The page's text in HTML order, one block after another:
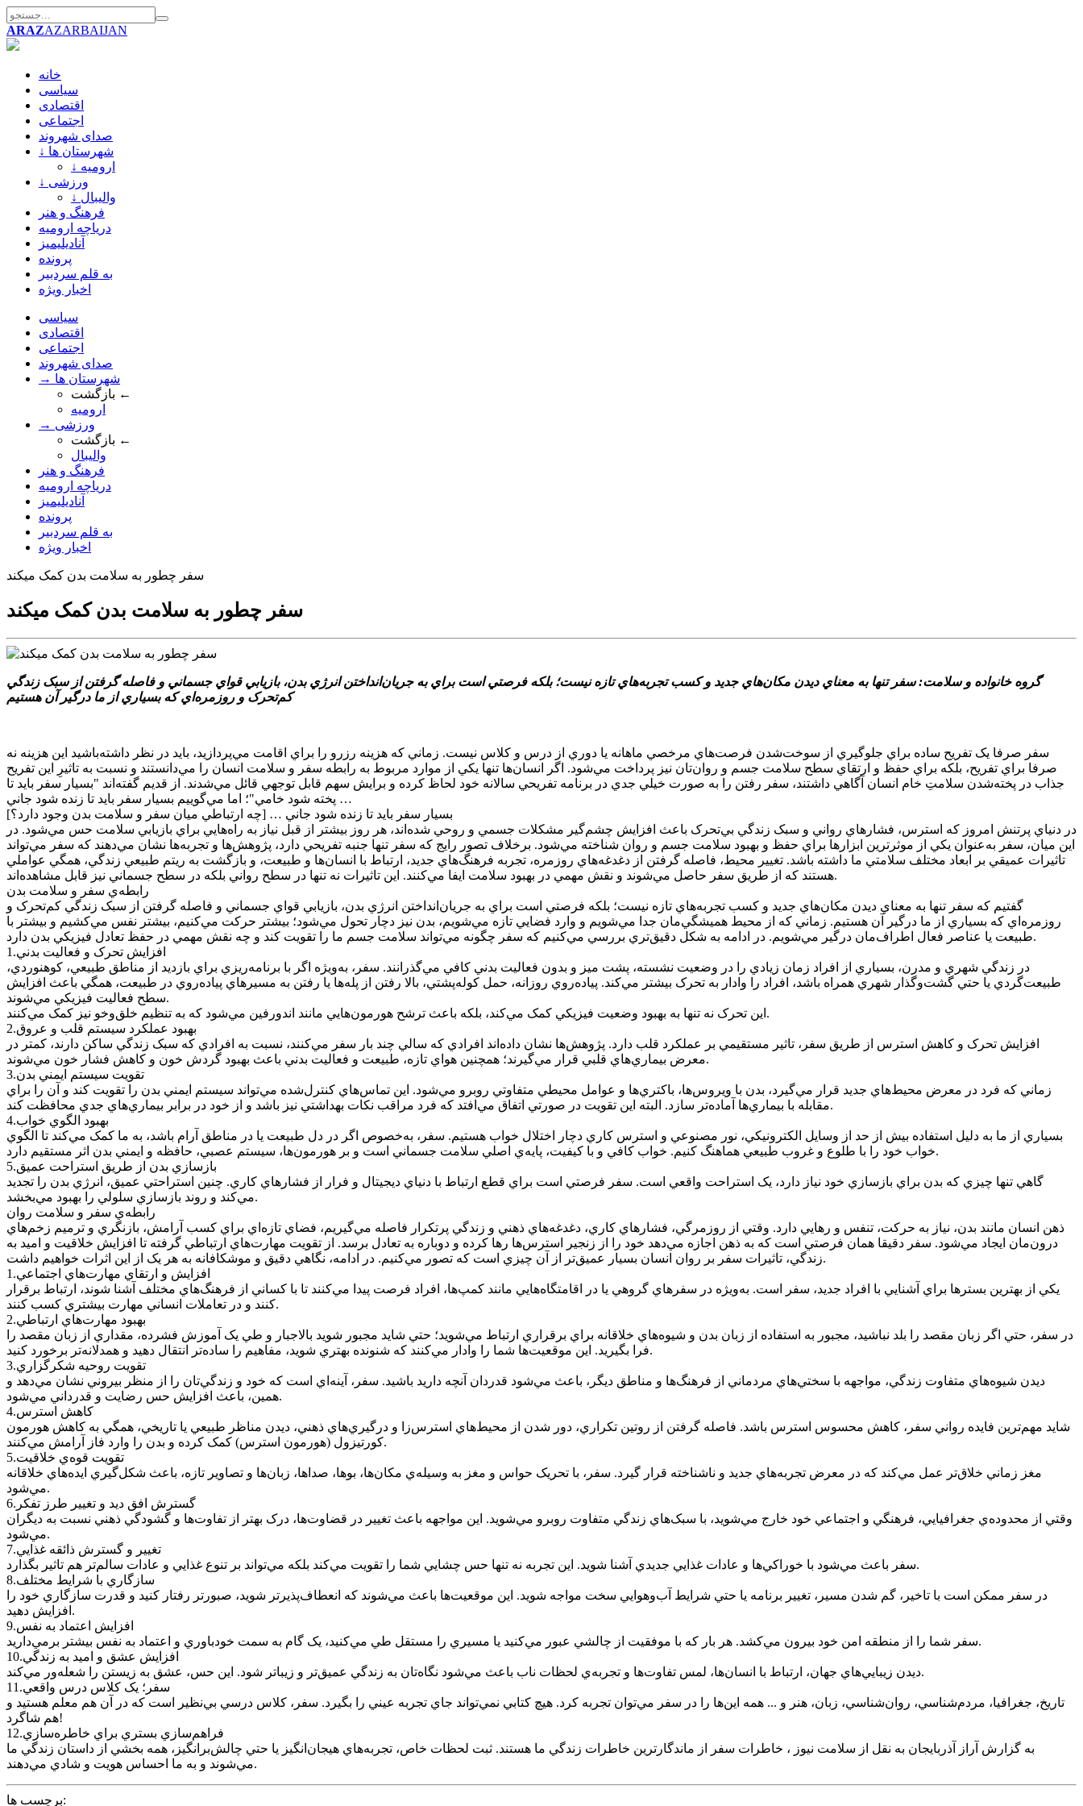
ARAZAZARBAIJAN
خانه
سیاسی
اقتصادی
اجتماعی
صدای شهروند
↓ شهرستان ها
↓ ارومیه
↓ ورزشی
↓ والیبال
فرهنگ و هنر
دریاچه ارومیه
آنادیلیمیز
پرونده
به قلم سردبیر
اخبار ویژه
سیاسی
اقتصادی
اجتماعی
صدای شهروند
→ شهرستان ها
بازگشت ←
ارومیه
→ ورزشی
بازگشت ←
والیبال
فرهنگ و هنر
دریاچه ارومیه
آنادیلیمیز
پرونده
به قلم سردبیر
اخبار ویژه
سفر چطور به سلامت بدن کمک ميکند
سفر چطور به سلامت بدن کمک ميکند
گروه خانواده و سلامت: سفر تنها به معناي ديدن مکان‌هاي جديد و کسب تجربه‌هاي تازه نيست؛ بلکه فرصتي است براي به جريان‌انداختن انرژي بدن، بازيابي قواي جسماني و فاصله گرفتن از سبک زندگي
کم‌تحرک و روزمره‌اي که بسياري از ما درگير آن هستيم
سفر صرفا يک تفريح ساده براي جلوگيري از سوخت‌شدن فرصت‌هاي مرخصي ماهانه يا دوري از درس و کلاس نيست. زماني که هزينه رزرو را براي اقامت مي‌پردازيد، بايد در نظر داشته‌باشيد اين هزينه نه
صرفا براي تفريح، بلکه براي حفظ و ارتقاي سطح سلامت جسم و روان‌تان نيز پرداخت مي‌شود. اگر انسان‌ها تنها يکي از موارد مربوط به رابطه سفر و سلامت انسان را مي‌دانستند و نسبت به تاثيرِ اين تفريح
جذاب در پخته‌شدن سلامتِ خام انسان آگاهي داشتند، سفر رفتن را به صورت خيلي جدي در برنامه تفريحي سالانه خود لحاظ کرده و برايش سهم قابل توجهي قائل مي‌شدند. از قديم گفته‌اند "بسيار سفر بايد تا
پخته شود خامي"؛ اما مي‌گوييم بسيار سفر بايد تا زنده شود جاني …
بسيار سفر بايد تا زنده شود جاني … [چه ارتباطي ميان سفر و سلامت بدن وجود دارد؟]
در دنياي پرتنش امروز که استرس، فشارهاي رواني و سبک زندگي بي‌تحرک باعث افزايش چشم‌گير مشکلات جسمي و روحي شده‌اند، هر روز بيشتر از قبل نياز به راه‌هايي براي بازيابي سلامت حس مي‌شود. در
اين ميان، سفر به‌عنوان يکي از موثرترين ابزارها براي حفظ و بهبود سلامت جسم و روان شناخته مي‌شود. برخلاف تصور رايج که سفر تنها جنبه تفريحي دارد، پژوهش‌ها و تجربه‌ها نشان مي‌دهند که سفر مي‌تواند
تاثيرات عميقي بر ابعاد مختلف سلامتي ما داشته باشد. تغيير محيط، فاصله گرفتن از دغدغه‌هاي روزمره، تجربه فرهنگ‌هاي جديد، ارتباط با انسان‌ها و طبيعت، و بازگشت به ريتم طبيعي زندگي، همگي عواملي
هستند که از طريق سفر حاصل مي‌شوند و نقش مهمي در بهبود سلامت ايفا مي‌کنند. اين تاثيرات نه تنها در سطح رواني بلکه در سطح جسماني نيز قابل مشاهده‌اند.
رابطه‌ي سفر و سلامت بدن
گفتيم که سفر تنها به معناي ديدن مکان‌هاي جديد و کسب تجربه‌هاي تازه نيست؛ بلکه فرصتي است براي به جريان‌انداختن انرژي بدن، بازيابي قواي جسماني و فاصله گرفتن از سبک زندگي کم‌تحرک و
روزمره‌اي که بسياري از ما درگير آن هستيم. زماني که از محيط هميشگي‌مان جدا مي‌شويم و وارد فضايي تازه مي‌شويم، بدن نيز دچار تحول مي‌شود؛ بيشتر حرکت مي‌کنيم، بيشتر نفس مي‌کشيم و بيشتر با
طبيعت يا عناصر فعال اطراف‌مان درگير مي‌شويم. در ادامه به شکل دقيق‌تري بررسي مي‌کنيم که سفر چگونه مي‌تواند سلامت جسم ما را تقويت کند و چه نقش مهمي در حفظ تعادل فيزيکي بدن دارد.
1.افزايش تحرک و فعاليت بدني
در زندگي شهري و مدرن، بسياري از افراد زمان زيادي را در وضعيت نشسته، پشت ميز و بدون فعاليت بدني کافي مي‌گذرانند. سفر، به‌ويژه اگر با برنامه‌ريزي براي بازديد از مناطق طبيعي، کوهنوردي،
طبيعت‌گردي يا حتي گشت‌وگذار شهري همراه باشد، افراد را وادار به تحرک بيشتر مي‌کند. پياده‌روي روزانه، حمل کوله‌پشتي، بالا رفتن از پله‌ها يا رفتن به مسيرهاي پياده‌روي در طبيعت، همگي باعث افزايش
سطح فعاليت فيزيکي مي‌شوند.
اين تحرک نه تنها به بهبود وضعيت فيزيکي کمک مي‌کند، بلکه باعث ترشح هورمون‌هايي مانند اندورفين مي‌شود که به تنظيم خلق‌وخو نيز کمک مي‌کنند.
2.بهبود عملکرد سيستم قلب و عروق
افزايش تحرک و کاهش استرس از طريق سفر، تاثير مستقيمي بر عملکرد قلب دارد. پژوهش‌ها نشان داده‌اند افرادي که سالي چند بار سفر مي‌کنند، نسبت به افرادي که سبک زندگي ساکن دارند، کمتر در
معرض بيماري‌هاي قلبي قرار مي‌گيرند؛ همچنين هواي تازه، طبيعت و فعاليت بدني باعث بهبود گردش خون و کاهش فشار خون مي‌شوند.
3.تقويت سيستم ايمني بدن
زماني که فرد در معرض محيط‌هاي جديد قرار مي‌گيرد، بدن با ويروس‌ها، باکتري‌ها و عوامل محيطي متفاوتي روبرو مي‌شود. اين تماس‌هاي کنترل‌شده مي‌تواند سيستم ايمني بدن را تقويت کند و آن را براي
مقابله با بيماري‌ها آماده‌تر سازد. البته اين تقويت در صورتي اتفاق مي‌افتد که فرد مراقب نکات بهداشتي نيز باشد و از خود در برابر بيماري‌هاي جدي محافظت کند.
4.بهبود الگوي خواب
بسياري از ما به دليل استفاده بيش از حد از وسايل الکترونيکي، نور مصنوعي و استرس کاري دچار اختلال خواب هستيم. سفر، به‌خصوص اگر در دل طبيعت يا در مناطق آرام باشد، به ما کمک مي‌کند تا الگوي
خواب خود را با طلوع و غروب طبيعي هماهنگ کنيم. خواب کافي و با کيفيت، پايه‌ي اصلي سلامت جسماني است و بر هورمون‌ها، سيستم عصبي، حافظه و ايمني بدن اثر مستقيم دارد.
5.بازسازي بدن از طريق استراحت عميق
گاهي تنها چيزي که بدن براي بازسازي خود نياز دارد، يک استراحت واقعي است. سفر فرصتي است براي قطع ارتباط با دنياي ديجيتال و فرار از فشارهاي کاري. چنين استراحتي عميق، انرژي بدن را تجديد
مي‌کند و روند بازسازي سلولي را بهبود مي‌بخشد.
رابطه‌ي سفر و سلامت روان
ذهن انسان مانند بدن، نياز به حرکت، تنفس و رهايي دارد. وقتي از روزمرگي، فشارهاي کاري، دغدغه‌هاي ذهني و زندگي پرتکرار فاصله مي‌گيريم، فضاي تازه‌اي براي کسب آرامش، بازنگري و ترميم زخم‌هاي
درون‌مان ايجاد مي‌شود. سفر دقيقا همان فرصتي است که به ذهن اجازه مي‌دهد خود را از زنجير استرس‌ها رها کرده و دوباره به تعادل برسد. از تقويت مهارت‌هاي ارتباطي گرفته تا افزايش خلاقيت و اميد به
زندگي، تاثيرات سفر بر روان انسان بسيار عميق‌تر از آن چيزي است که تصور مي‌کنيم. در ادامه، نگاهي دقيق و موشکافانه به هر يک از اين اثرات خواهيم داشت.
1.افزايش و ارتقاي مهارت‌هاي اجتماعي
يکي از بهترين بسترها براي آشنايي با افراد جديد، سفر است. به‌ويژه در سفرهاي گروهي يا در اقامتگاه‌هايي مانند کمپ‌ها، افراد فرصت پيدا مي‌کنند تا با کساني از فرهنگ‌هاي مختلف آشنا شوند، ارتباط برقرار
کنند و در تعاملات انساني مهارت بيشتري کسب کنند.
2.بهبود مهارت‌هاي ارتباطي
در سفر، حتي اگر زبان مقصد را بلد نباشيد، مجبور به استفاده از زبان بدن و شيوه‌هاي خلاقانه براي برقراري ارتباط مي‌شويد؛ حتي شايد مجبور شويد بالاجبار و طي يک آموزش فشرده، مقداري از زبان مقصد را
فرا بگيريد. اين موقعيت‌ها شما را وادار مي‌کنند که شنونده بهتري شويد، مفاهيم را ساده‌تر انتقال دهيد و همدلانه‌تر برخورد کنيد.
3.تقويت روحيه شکرگزاري
ديدن شيوه‌هاي متفاوت زندگي، مواجهه با سختي‌هاي مردماني از فرهنگ‌ها و مناطق ديگر، باعث مي‌شود قدردان آنچه داريد باشيد. سفر، آينه‌اي است که خود و زندگي‌تان را از منظر بيروني نشان مي‌دهد و
همين، باعث افزايش حس رضايت و قدرداني مي‌شود.
4.کاهش استرس
شايد مهم‌ترين فايده رواني سفر، کاهش محسوس استرس باشد. فاصله گرفتن از روتين تکراري، دور شدن از محيط‌هاي استرس‌زا و درگيري‌هاي ذهني، ديدن مناظر طبيعي يا تاريخي، همگي به کاهش هورمون
کورتيزول (هورمون استرس) کمک کرده و بدن را وارد فاز آرامش مي‌کنند.
5.تقويت قوه‌ي خلاقيت
مغز زماني خلاق‌تر عمل مي‌کند که در معرض تجربه‌هاي جديد و ناشناخته قرار گيرد. سفر، با تحريک حواس و مغز به وسيله‌ي مکان‌ها، بوها، صداها، زبان‌ها و تصاوير تازه، باعث شکل‌گيري ايده‌هاي خلاقانه
مي‌شود.
6.گسترش افق ديد و تغيير طرز تفکر
وقتي از محدوده‌ي جغرافيايي، فرهنگي و اجتماعي خود خارج مي‌شويد، با سبک‌هاي زندگي متفاوت روبرو مي‌شويد. اين مواجهه باعث تغيير در قضاوت‌ها، درک بهتر از تفاوت‌ها و گشودگي ذهني نسبت به ديگران
مي‌شود.
7.تغيير و گسترش ذائقه غذايي
سفر باعث مي‌شود با خوراکي‌ها و عادات غذايي جديدي آشنا شويد. اين تجربه نه تنها حس چشايي شما را تقويت مي‌کند بلکه مي‌تواند بر تنوع غذايي و عادات سالم‌تر هم تاثير بگذارد.
8.سازگاري با شرايط مختلف
در سفر ممکن است با تاخير، گم شدن مسير، تغيير برنامه يا حتي شرايط آب‌وهوايي سخت مواجه شويد. اين موقعيت‌ها باعث مي‌شوند که انعطاف‌پذيرتر شويد، صبورتر رفتار کنيد و قدرت سازگاري خود را
افزايش دهيد.
9.افزايش اعتماد به نفس
سفر شما را از منطقه امن خود بيرون مي‌کشد. هر بار که با موفقيت از چالشي عبور مي‌کنيد يا مسيري را مستقل طي مي‌کنيد، يک گام به سمت خودباوري و اعتماد به نفس بيشتر برمي‌داريد.
10.افزايش عشق و اميد به زندگي
ديدن زيبايي‌هاي جهان، ارتباط با انسان‌ها، لمس تفاوت‌ها و تجربه‌ي لحظات ناب باعث مي‌شود نگاه‌تان به زندگي عميق‌تر و زيباتر شود. اين حس، عشق به زيستن را شعله‌ور مي‌کند.
11.سفر؛ يک کلاس درس واقعي
تاريخ، جغرافيا، مردم‌شناسي، روان‌شناسي، زبان، هنر و ... همه اين‌ها را در سفر مي‌توان تجربه کرد. هيچ کتابي نمي‌تواند جاي تجربه عيني را بگيرد. سفر، کلاس درسي بي‌نظير است که در آن هم معلم هستيد و
هم شاگرد!
12.فراهم‌سازي بستري براي خاطره‌سازي
به گزارش آراز آذربايجان به نقل از سلامت نيوز ، خاطرات سفر از ماندگارترين خاطرات زندگي ما هستند. ثبت لحظات خاص، تجربه‌هاي هيجان‌انگيز يا حتي چالش‌برانگيز، همه بخشي از داستان زندگي ما
مي‌شوند و به ما احساس هويت و شادي مي‌دهند.
برچسب ها: